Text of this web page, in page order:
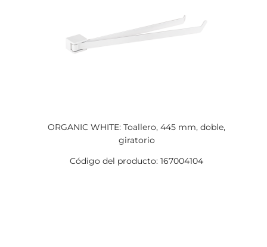
ORGANIC WHITE: Toallero, 445 mm, doble,
giratorio
Código del producto: 167004104